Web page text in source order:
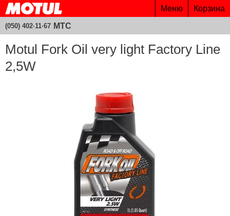
Motul Fork Oil very light Factory Line
2,5W
Меню Корзина
(050) 402·11·67 МТС